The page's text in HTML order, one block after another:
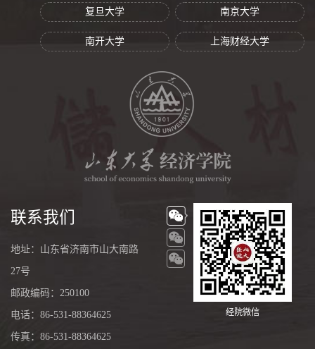
复旦大学 南京大学
南开大学 上海财经大学
联系我们
地址：山东省济南市山大南路
27号
邮政编码：250100
电话：86-531-88364625
传真：86-531-88364625
经院微信